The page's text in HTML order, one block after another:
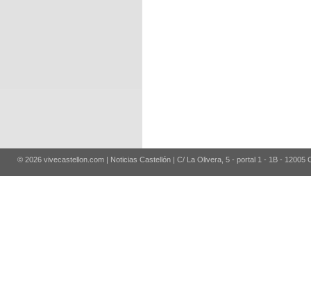
© 2026 vivecastellon.com | Noticias Castellón | C/ La Olivera, 5 - portal 1 - 1B - 12005